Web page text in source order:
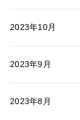
2023年10月
2023年9月
2023年8月